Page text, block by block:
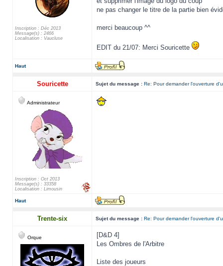
Inscription : Déc 2013
Message(s) : 2466
Localisation : Vaucluse
ne pas changer le titre de la partie bien
merci beaucoup ^^
EDIT du 21/07: Merci Souricette
Haut
Souricette Sujet du message : Re: Pour demander l'ouverture
Administrateur
Inscription : Oct 2013
Message(s) : 33358
Localisation : Limousin
Haut
Trente-six Sujet du message : Re: Pour demander l'ouverture
Orque
[D&D 4]
Les Ombres de l'Arbitre
Liste des joueurs